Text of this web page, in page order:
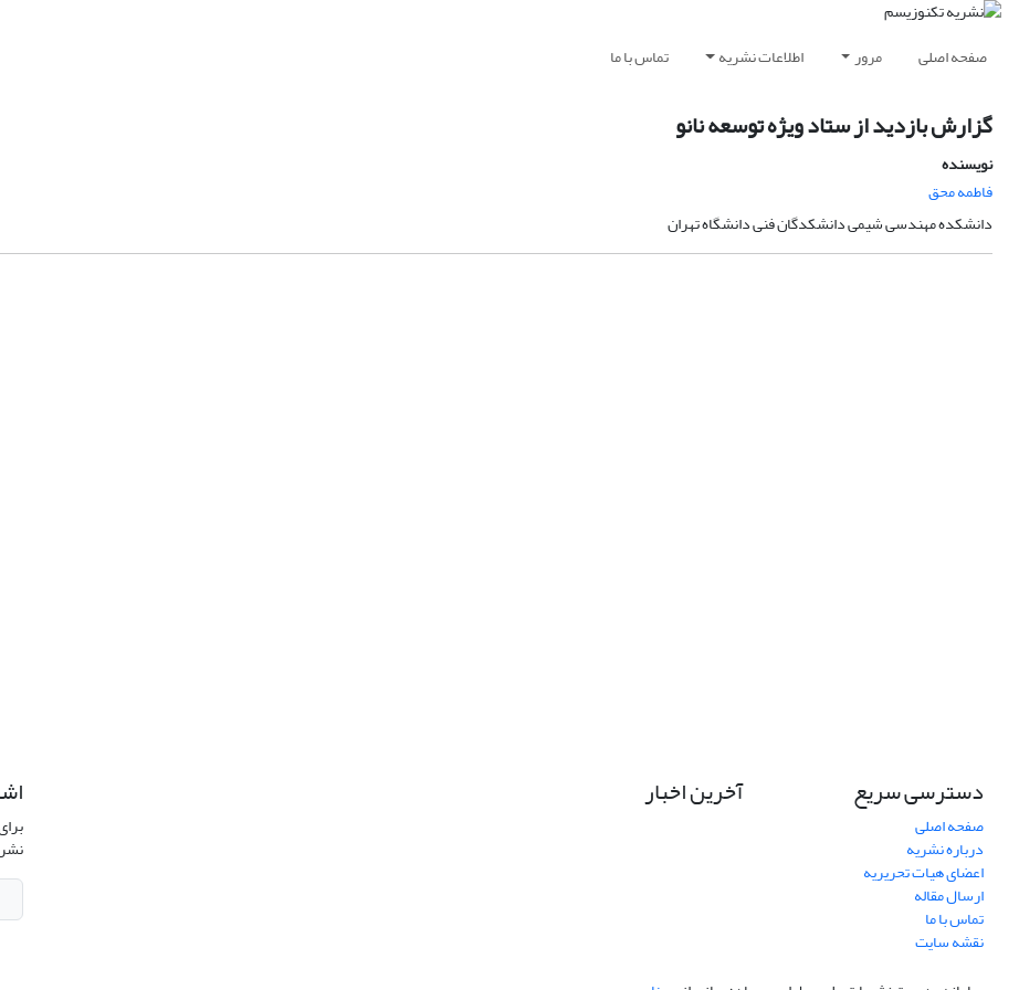
صفحه اصلی مرور اطلاعات نشریه تماس با ما
گزارش بازدید از ستاد ویژه توسعه نانو
نویسنده
فاطمه محق
دانشکده مهندسی شیمی دانشکدگان فنی دانشگاه تهران
دسترسی سریع
صفحه اصلی
درباره نشریه
اعضای هیات تحریریه
ارسال مقاله
تماس با ما
نقشه سایت
آخرین اخبار